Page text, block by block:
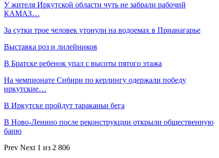
У жителя Иркутской области чуть не забрали рабочий
КАМАЗ…
За сутки трое человек утонули на водоемах в Прианагарье
Выставка роз и лилейников
В Братске ребенок упал с высоты пятого этажа
На чемпионате Сибири по керлингу одержали победу
иркутские…
В Иркутске пройдут тараканьи бега
В Ново-Ленино после реконструкции открыли общественную
баню
Prev Next 1 из 2 806